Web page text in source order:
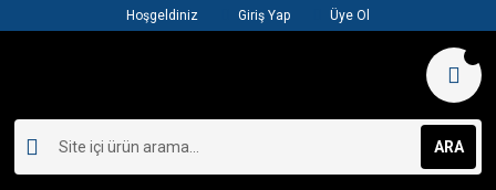
Hoşgeldiniz Giriş Yap Üye Ol
ARA